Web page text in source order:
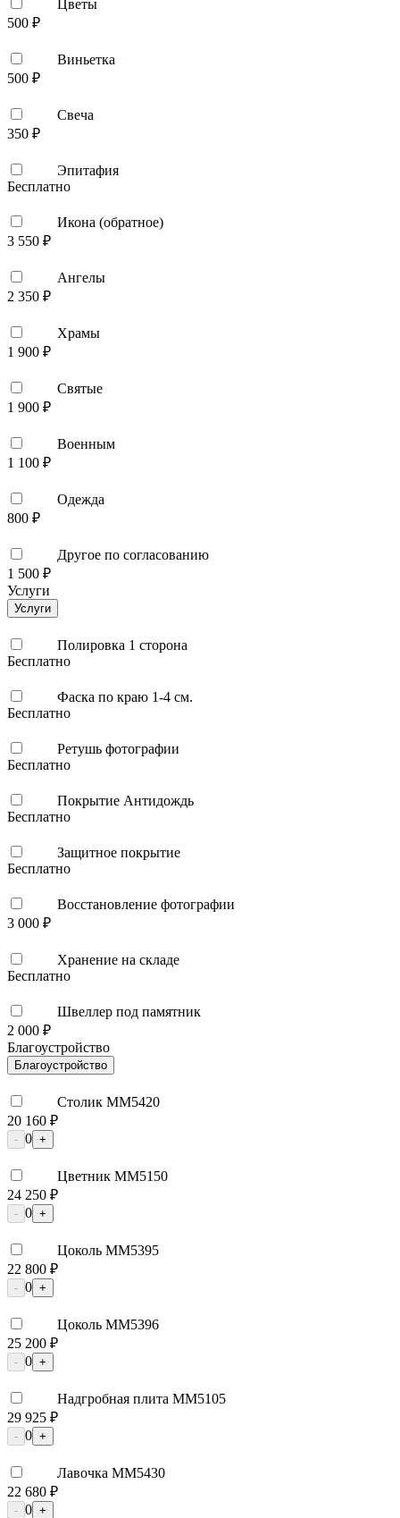
Цветы
500 ₽
Виньетка
500 ₽
Свеча
350 ₽
Эпитафия
Бесплатно
Икона (обратное)
3 550 ₽
Ангелы
2 350 ₽
Храмы
1 900 ₽
Святые
1 900 ₽
Военным
1 100 ₽
Одежда
800 ₽
Другое по согласованию
1 500 ₽
Услуги
Услуги
Полировка 1 сторона
Бесплатно
Фаска по краю 1-4 см.
Бесплатно
Ретушь фотографии
Бесплатно
Покрытие Антидождь
Бесплатно
Защитное покрытие
Бесплатно
Восстановление фотографии
3 000 ₽
Хранение на складе
Бесплатно
Швеллер под памятник
2 000 ₽
Благоустройство
Благоустройство
Столик ММ5420
20 160 ₽
- 0 +
Цветник ММ5150
24 250 ₽
- 0 +
Цоколь ММ5395
22 800 ₽
- 0 +
Цоколь ММ5396
25 200 ₽
- 0 +
Надгробная плита ММ5105
29 925 ₽
- 0 +
Лавочка ММ5430
22 680 ₽
- 0 +